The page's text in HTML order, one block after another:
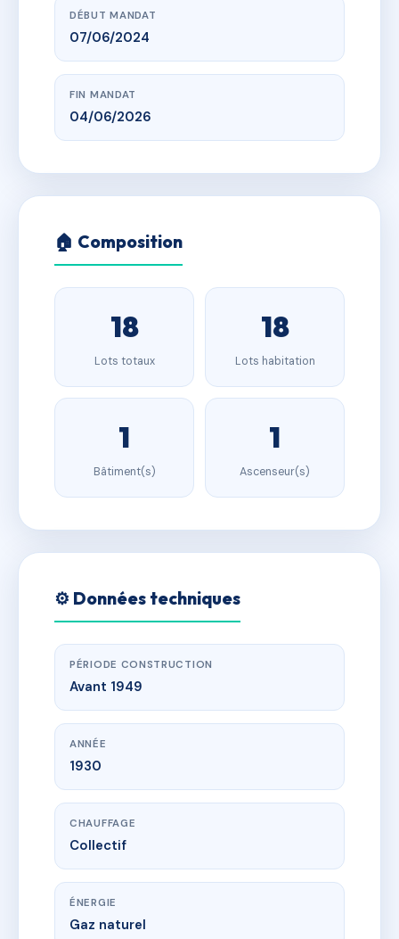
DÉBUT MANDAT
07/06/2024
FIN MANDAT
04/06/2026
🏠 Composition
18
Lots totaux
18
Lots habitation
1
Bâtiment(s)
1
Ascenseur(s)
⚙️ Données techniques
PÉRIODE CONSTRUCTION
Avant 1949
ANNÉE
1930
CHAUFFAGE
Collectif
ÉNERGIE
Gaz naturel